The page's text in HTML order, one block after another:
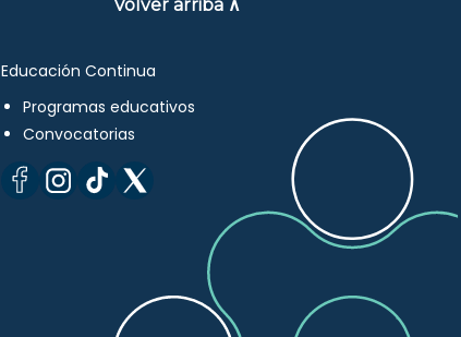
Volver arriba ∧
Educación Continua
Programas educativos
Convocatorias